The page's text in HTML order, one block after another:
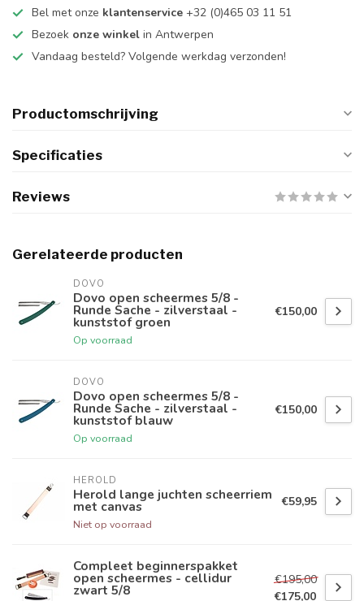
Bel met onze klantenservice +32 (0)465 03 11 51
Bezoek onze winkel in Antwerpen
Vandaag besteld? Volgende werkdag verzonden!
Productomschrijving
Specificaties
Reviews
Gerelateerde producten
DOVO
Dovo open scheermes 5/8 -
Runde Sache - zilverstaal -
kunststof groen
Op voorraad
€150,00
DOVO
Dovo open scheermes 5/8 -
Runde Sache - zilverstaal -
kunststof blauw
Op voorraad
€150,00
HEROLD
Herold lange juchten scheerriem
met canvas
Niet op voorraad
€59,95
Compleet beginnerspakket
open scheermes - cellidur
zwart 5/8
€195,00
€175,00